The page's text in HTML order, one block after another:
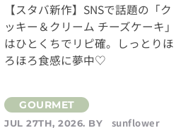
【スタバ新作】SNSで話題の「ク
ッキー＆クリーム チーズケーキ」
はひとくちでリピ確。しっとりほ
ろほろ食感に夢中♡
JUL 27TH, 2026. BY
sunflower